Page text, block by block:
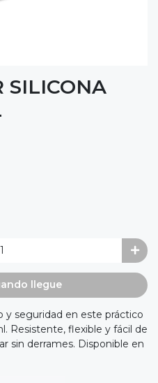
SILICONA
llegue
y seguridad en este práctico
Resistente, flexible y fácil de
sin derrames. Disponible en